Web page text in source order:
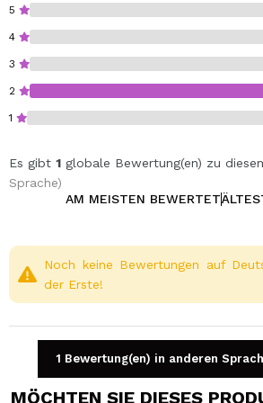
5
4
3
2
1
Es gibt 1 globale Bewertung(en) zu
Sprache)
AM MEISTEN BEWERTET
Noch keine Bewertungen auf
der Erste!
1 Bewertung(en) in anderen
MÖCHTEN SIE DIESES